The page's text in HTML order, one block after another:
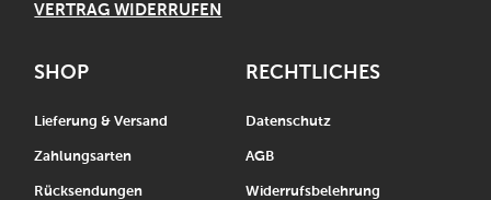
VERTRAG WIDERRUFEN
SHOP
Lieferung & Versand
Zahlungsarten
Rücksendungen
RECHTLICHES
Datenschutz
AGB
Widerrufsbelehrung